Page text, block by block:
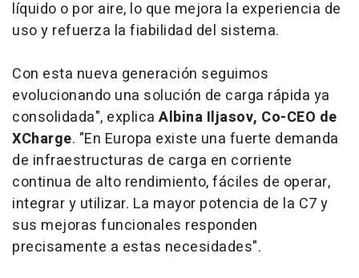
líquido o por aire, lo que mejora la experiencia de
uso y refuerza la fiabilidad del sistema.
Con esta nueva generación seguimos
evolucionando una solución de carga rápida ya
consolidada", explica Albina Iljasov, Co-CEO de
XCharge. "En Europa existe una fuerte demanda
de infraestructuras de carga en corriente
continua de alto rendimiento, fáciles de operar,
integrar y utilizar. La mayor potencia de la C7 y
sus mejoras funcionales responden
precisamente a estas necesidades".